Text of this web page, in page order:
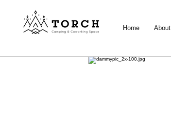
Home About